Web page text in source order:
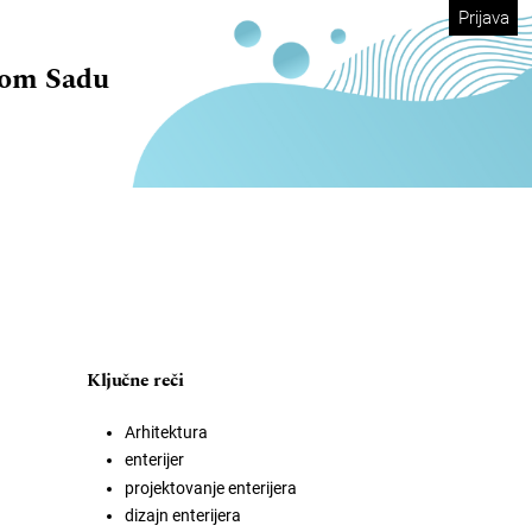
Prijava
Sadu
Ključne reči
Arhitektura
enterijer
projektovanje enterijera
dizajn enterijera